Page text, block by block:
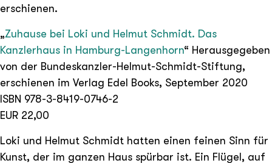
erschienen.
„Zuhause bei Loki und Helmut Schmidt. Das
Kanzlerhaus in Hamburg-Langenhorn“ Herausgegeben
von der Bundeskanzler-Helmut-Schmidt-Stiftung,
erschienen im Verlag Edel Books, September 2020
ISBN 978-3-8419-0746-2
EUR 22,00
Loki und Helmut Schmidt hatten einen feinen Sinn für
Kunst, der im ganzen Haus spürbar ist. Ein Flügel, auf